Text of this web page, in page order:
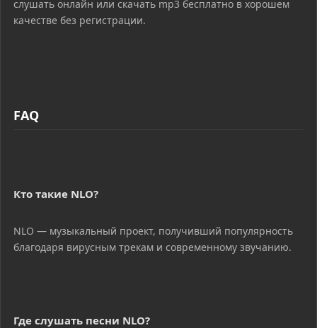
слушать онлайн или скачать mp3 бесплатно в хорошем
качестве без регистрации.
FAQ
Кто такие NLO?
NLO — музыкальный проект, получивший популярность
благодаря вирусным трекам и современному звучанию.
Где слушать песни NLO?